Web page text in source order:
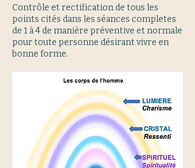
Contrôle et rectification de tous les
points cités dans les séances completes
de 1 à 4 de manière préventive et normale
pour toute personne désirant vivre en
bonne forme.